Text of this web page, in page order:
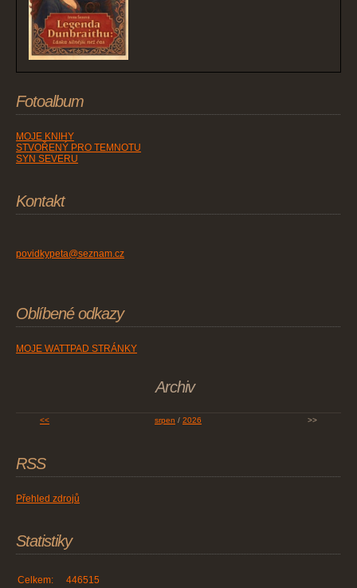
Fotoalbum
MOJE KNIHY
STVOŘENÝ PRO TEMNOTU
SYN SEVERU
Kontakt
povidkypeta@seznam.cz
Oblíbené odkazy
MOJE WATTPAD STRÁNKY
Archiv
<< srpen / 2026 >>
RSS
Přehled zdrojů
Statistiky
Celkem: 446515